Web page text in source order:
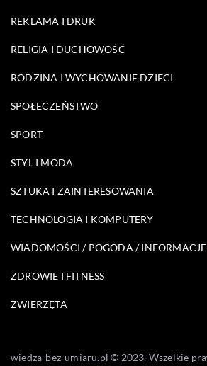
REKLAMA I DRUK
RELIGIA I DUCHOWOŚĆ
RODZINA I WYCHOWANIE DZIECI
SPOŁECZEŃSTWO
SPORT
STYL I MODA
SZTUKA I ZAINTERESOWANIA
TECHNOLOGIA I KOMPUTERY
WIADOMOŚCI / POGODA / INFORMACJE
ZDROWIE I FITNESS
ZWIERZĘTA
wiedza-bez-umiaru.pl © 2023. Wszelkie